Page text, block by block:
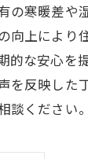
の寒暖差や
向上により
的な安心を
を反映した
談ください。